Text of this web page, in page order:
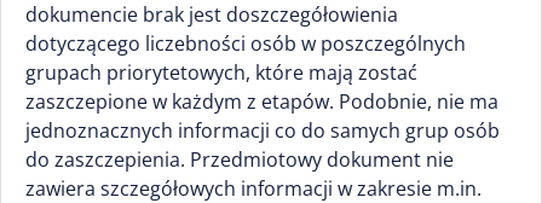
dokumencie brak jest doszczegółowienia
dotyczącego liczebności osób w poszczególnych
grupach priorytetowych, które mają zostać
zaszczepione w każdym z etapów. Podobnie, nie ma
jednoznacznych informacji co do samych grup osób
do zaszczepienia. Przedmiotowy dokument nie
zawiera szczegółowych informacji w zakresie m.in.